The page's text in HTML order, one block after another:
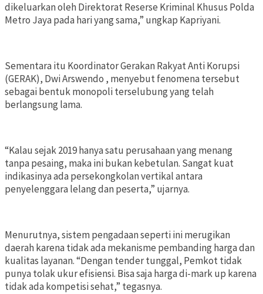
dikeluarkan oleh Direktorat Reserse Kriminal Khusus Polda
Metro Jaya pada hari yang sama,” ungkap Kapriyani.
Sementara itu Koordinator Gerakan Rakyat Anti Korupsi
(GERAK), Dwi Arswendo , menyebut fenomena tersebut
sebagai bentuk monopoli terselubung yang telah
berlangsung lama.
“Kalau sejak 2019 hanya satu perusahaan yang menang
tanpa pesaing, maka ini bukan kebetulan. Sangat kuat
indikasinya ada persekongkolan vertikal antara
penyelenggara lelang dan peserta,” ujarnya.
Menurutnya, sistem pengadaan seperti ini merugikan
daerah karena tidak ada mekanisme pembanding harga dan
kualitas layanan. “Dengan tender tunggal, Pemkot tidak
punya tolak ukur efisiensi. Bisa saja harga di-mark up karena
tidak ada kompetisi sehat,” tegasnya.